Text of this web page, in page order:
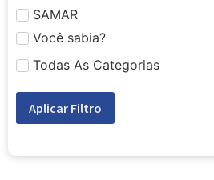
SAMAR
Você sabia?
Todas As Categorias
Aplicar Filtro